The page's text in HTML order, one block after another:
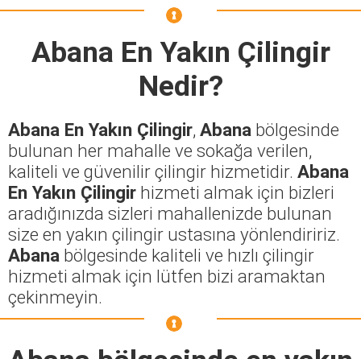
Abana En Yakın Çilingir
Nedir?
Abana En Yakın Çilingir, Abana bölgesinde
bulunan her mahalle ve sokağa verilen,
kaliteli ve güvenilir çilingir hizmetidir. Abana
En Yakın Çilingir hizmeti almak için bizleri
aradığınızda sizleri mahallenizde bulunan
size en yakın çilingir ustasına yönlendiririz.
Abana bölgesinde kaliteli ve hızlı çilingir
hizmeti almak için lütfen bizi aramaktan
çekinmeyin.